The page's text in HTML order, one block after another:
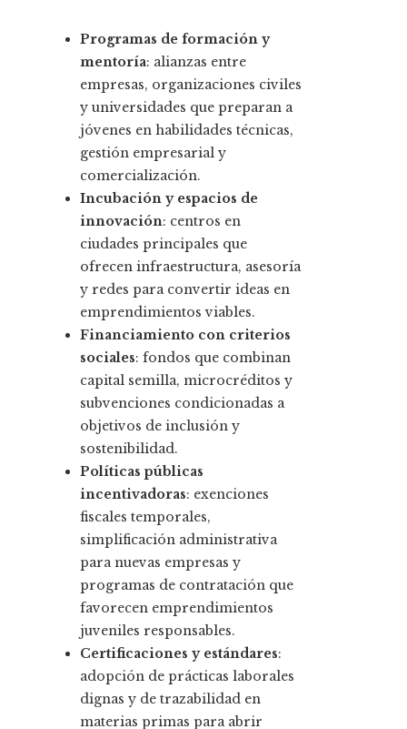
Programas de formación y
mentoría: alianzas entre
empresas, organizaciones civiles
y universidades que preparan a
jóvenes en habilidades técnicas,
gestión empresarial y
comercialización.
Incubación y espacios de
innovación: centros en
ciudades principales que
ofrecen infraestructura, asesoría
y redes para convertir ideas en
emprendimientos viables.
Financiamiento con criterios
sociales: fondos que combinan
capital semilla, microcréditos y
subvenciones condicionadas a
objetivos de inclusión y
sostenibilidad.
Políticas públicas
incentivadoras: exenciones
fiscales temporales,
simplificación administrativa
para nuevas empresas y
programas de contratación que
favorecen emprendimientos
juveniles responsables.
Certificaciones y estándares:
adopción de prácticas laborales
dignas y de trazabilidad en
materias primas para abrir